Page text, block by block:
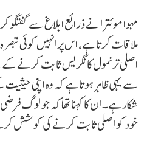
مہوا موئترا نے ذرائع ابلاغ سے
ملاقات کرتا ہے، اس پر انہیں کوئی
اصلی ترنمول کانگریس ثابت کرنے کے
سے یہی ظاہر ہوتا ہے کہ وہ اپنی حیثیت
شکار ہے۔ ان کا کہنا تھا کہ جو لوگ
خود کو اصلی ثابت کرنے کی کوشش